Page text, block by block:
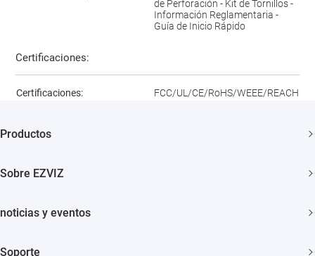
de Perforación - Kit de Tornillos -
Información Reglamentaria -
Guía de Inicio Rápido
Certificaciones:
Certificaciones: FCC/UL/CE/RoHS/WEEE/REACH
Productos
Sobre EZVIZ
noticias y eventos
Soporte